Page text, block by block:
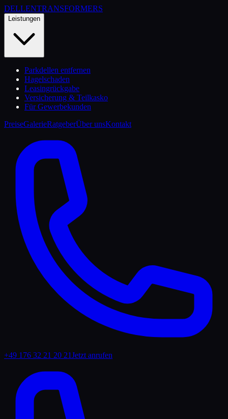
DELLENTRANSFORMERS
Leistungen
Parkdellen entfernen
Hagelschaden
Leasingrückgabe
Versicherung & Teilkasko
Für Gewerbekunden
PreiseGalerieRatgeberÜber unsKontakt
+49 176 32 21 20 21Jetzt anrufen